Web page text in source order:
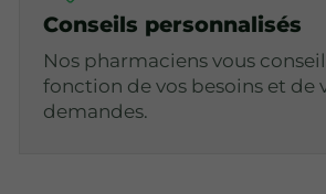
Conseils personnalisés
Nos pharmaciens vous
fonction de vos besoins et de
demandes.